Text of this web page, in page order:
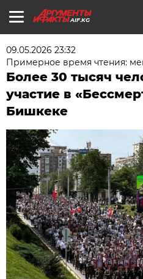
AIF.KG
09.05.2026 23:32
Примерное время чтения:
Более 30 тысяч
участие в
Бишкеке